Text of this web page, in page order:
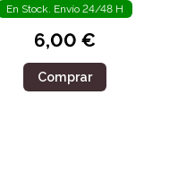
En Stock. Envío 24/48 H
6,00 €
Comprar